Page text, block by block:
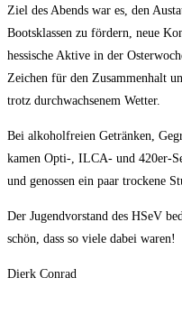
Ziel des Abends war es, den
Bootsklassen zu fördern, neue
hessische Aktive in der
Zeichen für den Zusammenhalt
trotz durchwachsenem Wetter.
Bei alkoholfreien Getränken,
kamen Opti-, ILCA- und 420er-
und genossen ein paar trockene
Der Jugendvorstand des HSeV
schön, dass so viele dabei waren!
Dierk Conrad